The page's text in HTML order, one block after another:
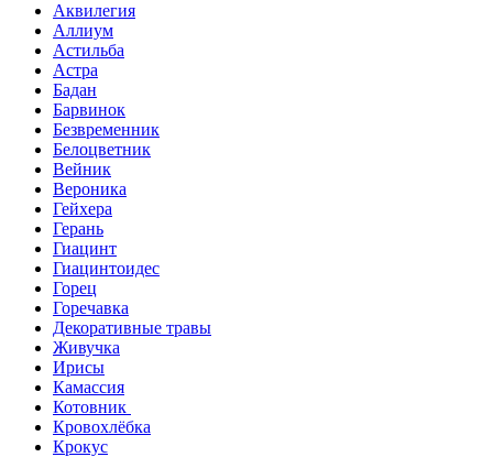
Аквилегия
Аллиум
Астильба
Астра
Бадан
Барвинок
Безвременник
Белоцветник
Вейник
Вероника
Гейхера
Герань
Гиацинт
Гиацинтоидес
Горец
Горечавка
Декоративные травы
Живучка
Ирисы
Камассия
Котовник
Кровохлёбка
Крокус